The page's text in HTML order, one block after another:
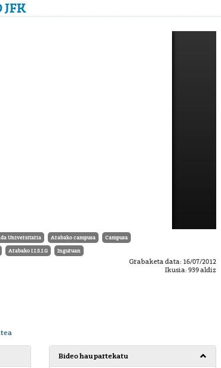
JFK
Universitaria Arabako campusa Campusa
Arabako I.I.S.I.G Inguruan
Grabaketa data: 16/07/2012
Ikusia: 939 aldiz
Bideo hau partekatu